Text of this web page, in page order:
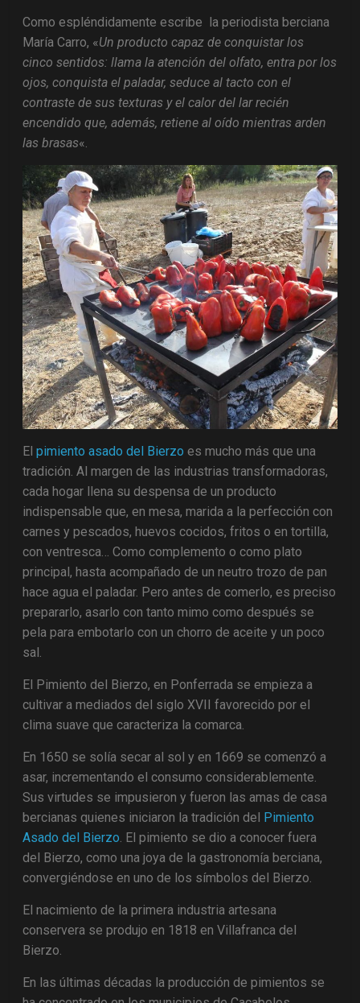
Como espléndidamente escribe la periodista berciana
María Carro, «Un producto capaz de conquistar los
cinco sentidos: llama la atención del olfato, entra por los
ojos, conquista el paladar, seduce al tacto con el
contraste de sus texturas y el calor del lar recién
encendido que, además, retiene al oído mientras arden
las brasas«.
Elpimiento asado del Bierzo es mucho más que una
tradición. Al margen de las industrias transformadoras,
cada hogar llena su despensa de un producto
indispensable que, en mesa, marida a la perfección con
carnes y pescados, huevos cocidos, fritos o en tortilla,
con ventresca… Como complemento o como plato
principal, hasta acompañado de un neutro trozo de pan
hace agua el paladar. Pero antes de comerlo, es preciso
prepararlo, asarlo con tanto mimo como después se
pela para embotarlo con un chorro de aceite y un poco
sal.
El Pimiento del Bierzo, en Ponferrada se empieza a
cultivar a mediados del siglo XVII favorecido por el
clima suave que caracteriza la comarca.
En 1650 se solía secar al sol y en 1669 se comenzó a
asar, incrementando el consumo considerablemente.
Sus virtudes se impusieron y fueron las amas de casa
bercianas quienes iniciaron la tradición del Pimiento
Asado del Bierzo . El pimiento se dio a conocer fuera
del Bierzo, como una joya de la gastronomía berciana,
convergiéndose en uno de los símbolos del Bierzo.
El nacimiento de la primera industria artesana
conservera se produjo en 1818 en Villafranca del
Bierzo.
En las últimas décadas la producción de pimientos se